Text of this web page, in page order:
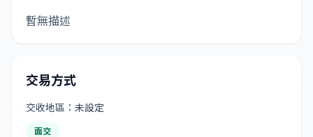
暫無描述
交易方式
交收地區：未設定
面交